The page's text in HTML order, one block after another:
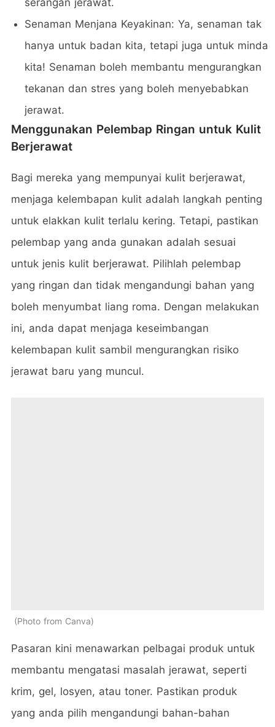
serangan jerawat.
Senaman Menjana Keyakinan: Ya, senaman tak
hanya untuk badan kita, tetapi juga untuk minda
kita! Senaman boleh membantu mengurangkan
tekanan dan stres yang boleh menyebabkan
jerawat.
Menggunakan Pelembap Ringan untuk Kulit
Berjerawat
Bagi mereka yang mempunyai kulit berjerawat,
menjaga kelembapan kulit adalah langkah penting
untuk elakkan kulit terlalu kering. Tetapi, pastikan
pelembap yang anda gunakan adalah sesuai
untuk jenis kulit berjerawat. Pilihlah pelembap
yang ringan dan tidak mengandungi bahan yang
boleh menyumbat liang roma. Dengan melakukan
ini, anda dapat menjaga keseimbangan
kelembapan kulit sambil mengurangkan risiko
jerawat baru yang muncul.
Photo from Canva
Pasaran kini menawarkan pelbagai produk untuk
membantu mengatasi masalah jerawat, seperti
krim, gel, losyen, atau toner. Pastikan produk
yang anda pilih mengandungi bahan-bahan